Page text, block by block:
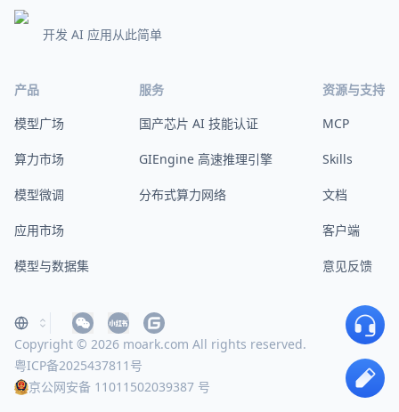
开发 AI 应用从此简单
产品
模型广场
算力市场
模型微调
应用市场
模型与数据集
服务
国产芯片 AI 技能认证
GIEngine 高速推理引擎
分布式算力网络
资源与支持
MCP
Skills
文档
客户端
意见反馈
Copyright © 2026 moark.com All rights reserved.
粤ICP备2025437811号
京公网安备 11011502039387 号